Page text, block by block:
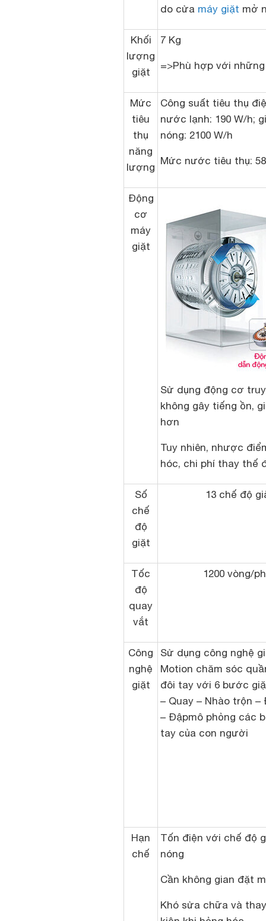
do cửa máy giặt mở
Khối
lượng
giặt
7 Kg
=>Phù hợp với
Mức
tiêu
thụ
năng
lượng
Công suất tiêu thụ
nước lạnh: 190 W/h;
nóng: 2100 W/h
Mức nước tiêu thụ:
Động
cơ
máy
giặt
Sử dụng động cơ
không gây tiếng ồn,
hơn
Tuy nhiên, nhược
hóc, chi phí thay thế
Số
chế
độ
giặt
13 chế độ
Tốc
độ
quay
vắt
1200 vòng/
Công
nghệ
giặt
Sử dụng công nghệ
Motion chăm sóc
đôi tay với 6 bước
– Quay – Nhào trộn –
– Đậpmô phỏng các
tay của con người
Hạn
chế
Tốn điện với chế độ
nóng
Cần không gian đặt
Khó sửa chữa và